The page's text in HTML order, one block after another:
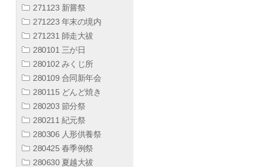
271123 新嘗祭
271223 年末の境内
271231 師走大祓
280101 三が日
280102 みくじ所
280109 合同新年会
280115 どんど焼き
280203 節分祭
280211 紀元祭
280306 人形供養祭
280425 春季例祭
280630 夏越大祓